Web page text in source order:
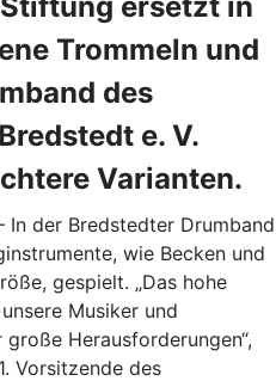
Trommeln und
des
e. V.
Varianten.
In der Bredstedter Drumband
wie Becken und
gespielt. „Das hohe
Musiker und
Herausforderungen“,
Vorsitzende des